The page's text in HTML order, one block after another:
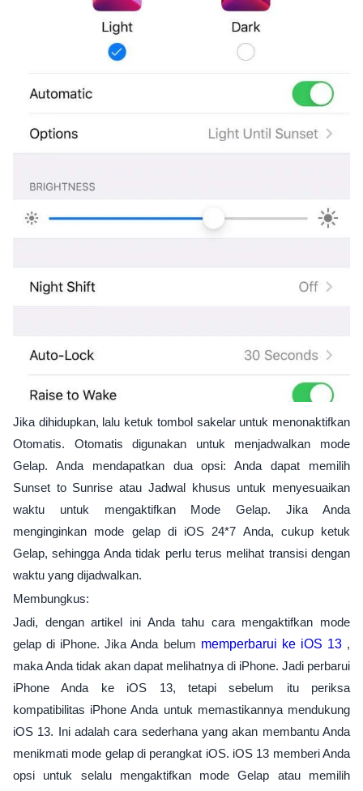
Jika dihidupkan, lalu ketuk tombol sakelar untuk menonaktifkan
Otomatis. Otomatis digunakan untuk menjadwalkan mode
Gelap. Anda mendapatkan dua opsi: Anda dapat memilih
Sunset to Sunrise atau Jadwal khusus untuk menyesuaikan
waktu untuk mengaktifkan Mode Gelap. Jika Anda
menginginkan mode gelap di iOS 24*7 Anda, cukup ketuk
Gelap, sehingga Anda tidak perlu terus melihat transisi dengan
waktu yang dijadwalkan.
Membungkus:
Jadi, dengan artikel ini Anda tahu cara mengaktifkan mode
gelap di iPhone. Jika Anda belum memperbarui ke iOS 13,
maka Anda tidak akan dapat melihatnya di iPhone. Jadi perbarui
iPhone Anda ke iOS 13, tetapi sebelum itu periksa
kompatibilitas iPhone Anda untuk memastikannya mendukung
iOS 13. Ini adalah cara sederhana yang akan membantu Anda
menikmati mode gelap di perangkat iOS. iOS 13 memberi Anda
opsi untuk selalu mengaktifkan mode Gelap atau memilih